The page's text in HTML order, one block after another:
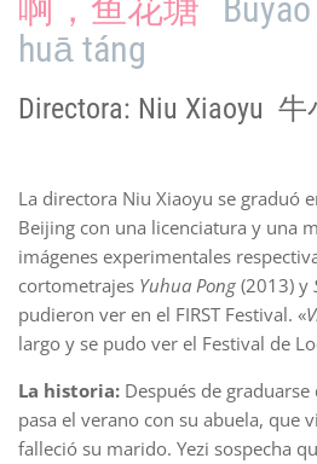
啊，鱼花塘
huā táng
Directora: Niu Xiaoyu 牛
La directora Niu Xiaoyu se graduó
Beijing con una licenciatura y una
imágenes experimentales
cortometrajes Yuhua Pong (2013) y
pudieron ver en el FIRST Festival. «
largo y se pudo ver el Festival de
La historia: Después de
pasa el verano con su abuela, que
falleció su marido. Yezi sospecha